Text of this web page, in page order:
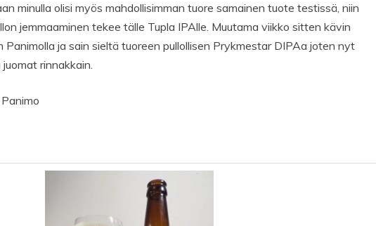
minulla olisi myös mahdollisimman tuore samainen tuote testissä, niin
jemmaaminen tekee tälle Tupla IPAlle. Muutama viikko sitten kävin
Panimolla ja sain sieltä tuoreen pullollisen Prykmestar DIPAa joten nyt
rinnakkain.
Panimo